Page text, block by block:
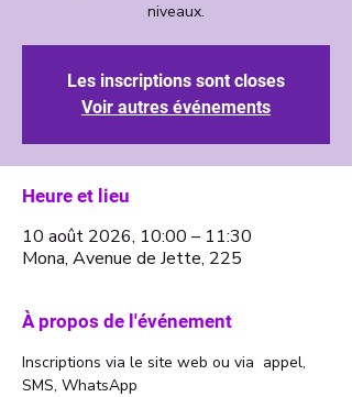
niveaux.
Les inscriptions sont closes
Voir autres événements
Heure et lieu
10 août 2026, 10:00 – 11:30
Mona, Avenue de Jette, 225
À propos de l'événement
Inscriptions via le site web ou via  appel,
SMS, WhatsApp